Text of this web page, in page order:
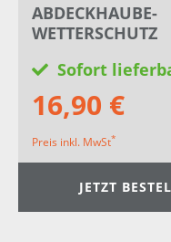
ABDECKHAUBE-
WETTERSCHUTZ
Sofort
16,90 €
Preis inkl. MwSt*
JETZT